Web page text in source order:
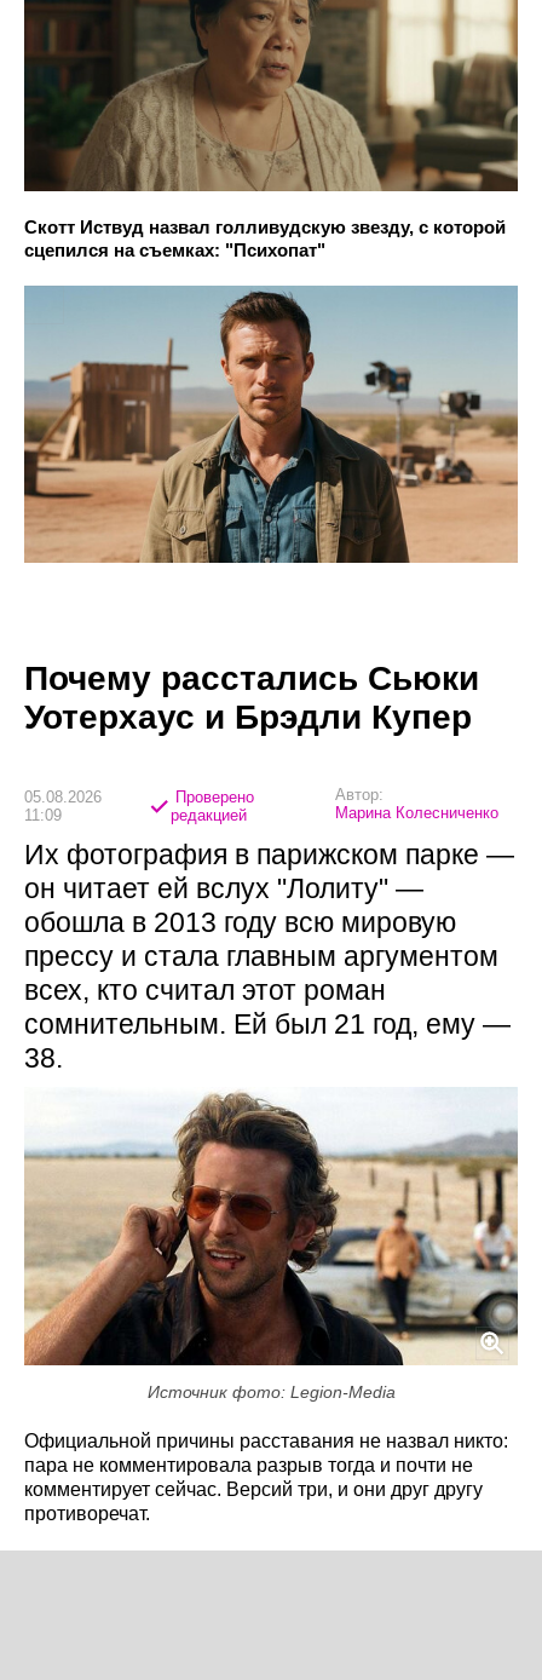
Скотт Иствуд назвал голливудскую звезду, с которой
сцепился на съемках: "Психопат"
Почему расстались Сьюки
Уотерхаус и Брэдли Купер
05.08.2026
11:09
Проверено
редакцией
Автор:
Марина Колесниченко
Их фотография в парижском парке —
он читает ей вслух "Лолиту" —
обошла в 2013 году всю мировую
прессу и стала главным аргументом
всех, кто считал этот роман
сомнительным. Ей был 21 год, ему —
38.
Источник фото: Legion-Media
Официальной причины расставания не назвал никто:
пара не комментировала разрыв тогда и почти не
комментирует сейчас. Версий три, и они друг другу
противоречат.